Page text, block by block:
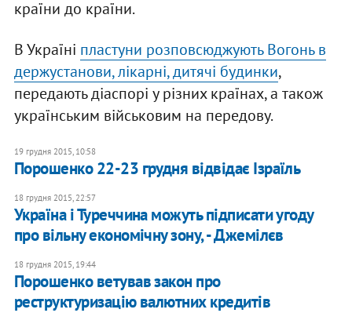
країни до країни.
В Україні пластуни розповсюджують Вогонь в
держустанови, лікарні, дитячі будинки,
передають діаспорі у різних країнах, а також
українським військовим на передову.
19 грудня 2015, 10:58
Порошенко 22-23 грудня відвідає Ізраїль
18 грудня 2015, 22:57
Україна і Туреччина можуть підписати угоду
про вільну економічну зону, - Джемілєв
18 грудня 2015, 19:44
Порошенко ветував закон про
реструктуризацію валютних кредитів